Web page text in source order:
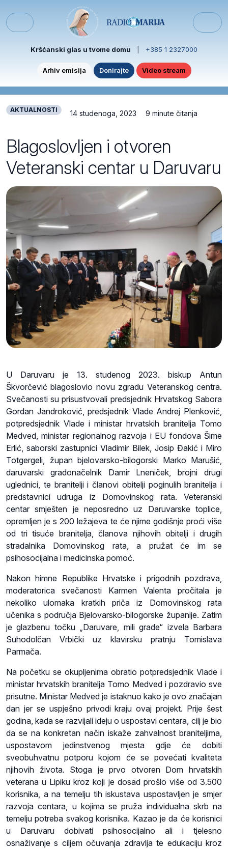
Menu
Kršćanski glas u tvome domu +385 1 2327000
Arhiv emisija Donirajte Video stream
AKTUALNOSTI 14 studenoga, 2023 9 minute čitanja
Blagoslovljen i otvoren
Veteranski centar u Daruvaru
U Daruvaru je 13. studenog 2023. biskup Antun
Škvorčević blagoslovio novu zgradu Veteranskog centra.
Svečanosti su prisustvovali predsjednik Hrvatskog Sabora
Gordan Jandroković, predsjednik Vlade Andrej Plenković,
potpredsjednik Vlade i ministar hrvatskih branitelja Tomo
Medved, ministar regionalnog razvoja i EU fondova Šime
Erlić, saborski zastupnici Vladimir Bilek, Josip Đakić i Miro
Totgergeli, župan bjelovarsko-bilogorski Marko Marušić,
daruvarski gradonačelnik Damir Lneniček, brojni drugi
uglednici, te branitelji i članovi obitelji poginulih branitelja i
predstavnici udruga iz Domovinskog rata. Veteranski
centar smješten je neposredno uz Daruvarske toplice,
opremljen je s 200 ležajeva te će njime godišnje proći više
od tri tisuće branitelja, članova njihovih obitelji i drugih
stradalnika Domovinskog rata, a pružat će im se
psihosocijalna i medicinska pomoć.
Nakon himne Republike Hrvatske i prigodnih pozdrava,
moderatorica svečanosti Karmen Valenta pročitala je
nekoliko ulomaka kratkih priča iz Domovinskog rata
učenika s područja Bjelovarsko-bilogorske županije. Zatim
je glazbenu točku „Daruvare, mili grade“ izvela Barbara
Suhodolčan Vrbički uz klavirsku pratnju Tomislava
Parmača.
Na početku se okupljenima obratio potpredsjednik Vlade i
ministar hrvatskih branitelja Tomo Medved i pozdravio sve
prisutne. Ministar Medved je istaknuo kako je ovo značajan
dan jer se uspješno privodi kraju ovaj projekt. Prije šest
godina, kada se razvijali ideju o uspostavi centara, cilj je bio
da se na konkretan način iskaže zahvalnost braniteljima,
uspostavom jedinstvenog mjesta gdje će dobiti
sveobuhvatnu potporu kojom će se povećati kvaliteta
njihovih života. Stoga je prvo otvoren Dom hrvatskih
veterana u Lipiku kroz koji je dosad prošlo više od 3.500
korisnika, a na temelju tih iskustava uspostavljen je smjer
razvoja centara, u kojima se pruža individualna skrb na
temelju potreba svakog korisnika. Kazao je da će korisnici
u Daruvaru dobivati psihosocijalno ali i tjelesno
osnaživanje s ciljem očuvanja zdravlja te edukaciju kroz